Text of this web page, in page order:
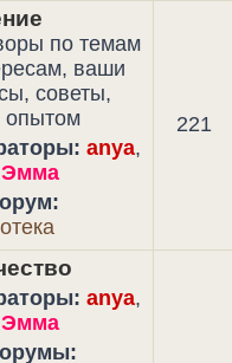
по темам
ваши
советы,
опытом
anya,
Эмма
221
anya,
Эмма